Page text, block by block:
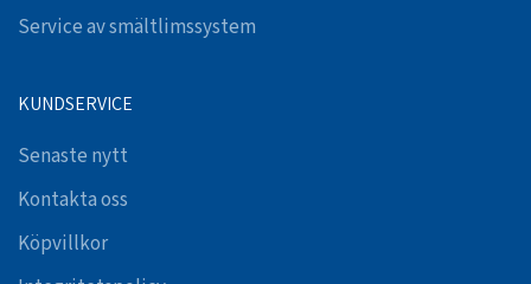
Service av smältlimssystem
KUNDSERVICE
Senaste nytt
Kontakta oss
Köpvillkor